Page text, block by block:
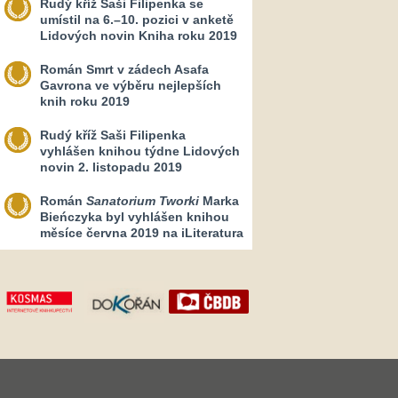
Rudý kříž Saši Filipenka se
umístil na 6.–10. pozici v anketě
Lidových novin Kniha roku 2019
Román Smrt v zádech Asafa
Gavrona ve výběru nejlepších
knih roku 2019
Rudý kříž Saši Filipenka
vyhlášen knihou týdne Lidových
novin 2. listopadu 2019
Román Sanatorium Tworki Marka
Bieńczyka byl vyhlášen knihou
měsíce června 2019 na iLiteratura